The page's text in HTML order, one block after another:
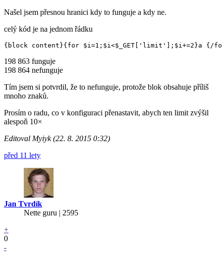
Našel jsem přesnou hranici kdy to funguje a kdy ne.
celý kód je na jednom řádku
198 863 funguje
198 864 nefunguje
Tím jsem si potvrdil, že to nefunguje, protože blok obsahuje příliš
mnoho znaků.
Prosím o radu, co v konfiguraci přenastavit, abych ten limit zvýšil
alespoň 10×
Editoval Myiyk (22. 8. 2015 0:32)
před 11 lety
Jan Tvrdík
Nette guru | 2595
+
0
-